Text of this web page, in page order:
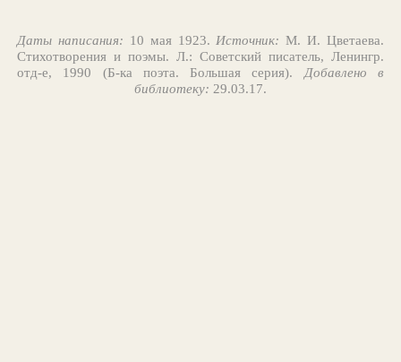
Даты написания: 10 мая 1923. Источник: М. И. Цветаева.
Стихотворения и поэмы. Л.: Советский писатель, Ленингр.
отд-е, 1990 (Б-ка поэта. Большая серия). Добавлено в
библиотеку: 29.03.17.